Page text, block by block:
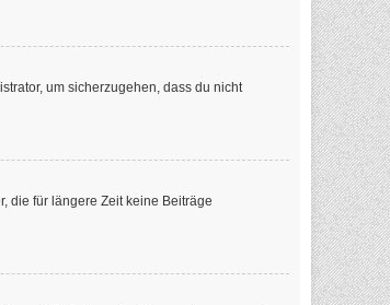
um sicherzugehen, dass du nicht
die für längere Zeit keine Beiträge